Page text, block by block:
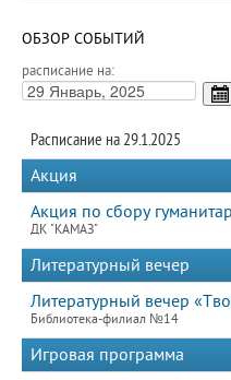
ОБЗОР СОБЫТИЙ
расписание на:
Расписание на 29.1.2025
Акция
Акция по сбору
ДК "КАМАЗ"
Литературный вечер
Литературный вечер
Библиотека-филиал №14
Игровая программа